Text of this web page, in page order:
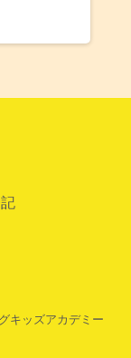
キッズアカデミー